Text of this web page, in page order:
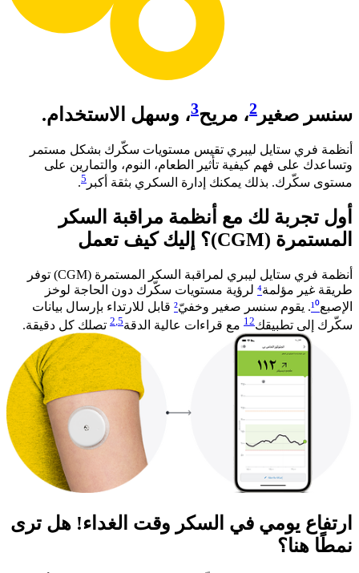
سنسر صغير 2، مريح3، وسهل الاستخدام.
أنظمة فري ستايل ليبري تقيس مستويات سكّرك بشكل مستمر
وتساعدك على فهم كيفية تأثير الطعام، النوم، والتمارين على
مستوى سكّرك. بذلك يمكنك إدارة السكري بثقة أكبر 5
. ​
أول تجربة لك مع أنظمة مراقبة السكر
المستمرة (CGM)؟ إليك كيف تعمل​
أنظمة فري ستايل ليبري لمراقبة السكر المستمرة (CGM) توفر
طريقة غير مؤلمة⁴ لرؤية مستويات سكّرك دون الحاجة لوخز
الإصبع¹⁰. يقوم سنسر صغير وخفيّ² قابل للارتداء بإرسال بيانات
سكّرك إلى تطبيقك12 مع قراءات عالية الدقة 2,5 تصلك كل دقيقة.​
ارتفاع يومي في السكر وقت الغداء! هل ترى
نمطًا هنا؟